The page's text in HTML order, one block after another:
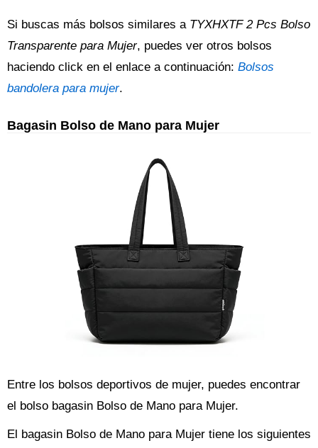
Si buscas más bolsos similares a TYXHXTF 2 Pcs Bolso
Transparente para Mujer, puedes ver otros bolsos
haciendo click en el enlace a continuación: Bolsos
bandolera para mujer.
Bagasin Bolso de Mano para Mujer
Entre los bolsos deportivos de mujer, puedes encontrar
el bolso bagasin Bolso de Mano para Mujer.
El bagasin Bolso de Mano para Mujer tiene los siguientes